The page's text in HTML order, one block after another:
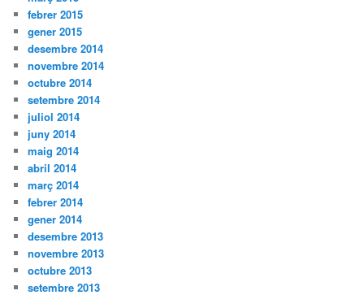
febrer 2015
gener 2015
desembre 2014
novembre 2014
octubre 2014
setembre 2014
juliol 2014
juny 2014
maig 2014
abril 2014
març 2014
febrer 2014
gener 2014
desembre 2013
novembre 2013
octubre 2013
setembre 2013